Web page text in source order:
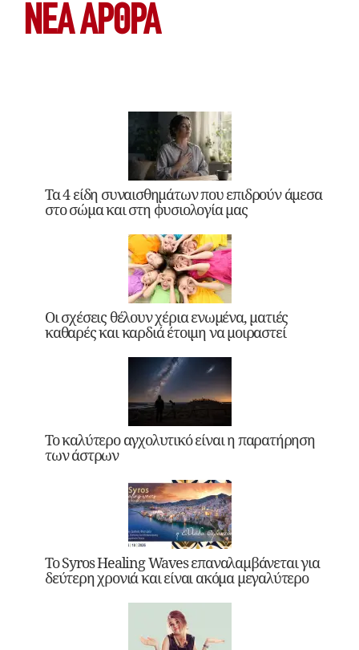
ΝΕΑ ΆΡΘΡΑ
Τα 4 είδη συναισθημάτων που επιδρούν άμεσα
στο σώμα και στη φυσιολογία μας
Οι σχέσεις θέλουν χέρια ενωμένα, ματιές
καθαρές και καρδιά έτοιμη να μοιραστεί
Το καλύτερο αγχολυτικό είναι η παρατήρηση
των άστρων
Το Syros Healing Waves επαναλαμβάνεται για
δεύτερη χρονιά και είναι ακόμα μεγαλύτερο